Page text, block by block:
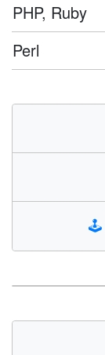
PHP, Ruby
Perl
🕹️